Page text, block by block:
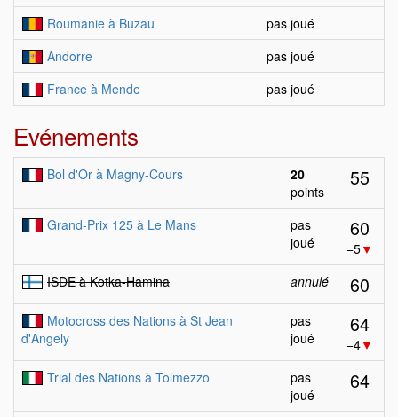
Roumanie à Buzau
pas joué
Andorre
pas joué
France à Mende
pas joué
Evénements
Bol d'Or à Magny-Cours
20
points
55
Grand-Prix 125 à Le Mans
pas
joué
60
−5▼
ISDE à Kotka-Hamina
annulé 60
Motocross des Nations à St Jean
d'Angely
pas
joué
64
−4▼
Trial des Nations à Tolmezzo
pas
joué
64